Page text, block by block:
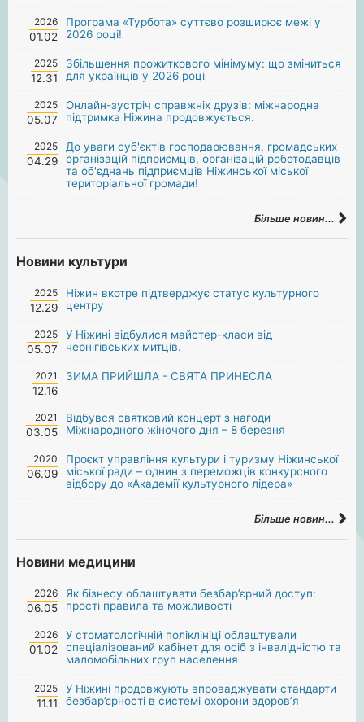
2026
01.02
Програма «Турбота» суттєво розширює межі у
2026 році!
2025
12.31
Збільшення прожиткового мінімуму: що зміниться
для українців у 2026 році
2025
05.07
Онлайн-зустріч справжніх друзів: міжнародна
підтримка Ніжина продовжується.
2025
04.29
До уваги суб'єктів господарювання, громадських
організацій підприємців, організацій роботодавців
та об'єднань підприємців Ніжинської міської
територіальної громади!
Більше новин...
Новини культури
2025
12.29
Ніжин вкотре підтверджує статус культурного
центру
2025
05.07
У Ніжині відбулися майстер-класи від
чернігівських митців.
2021
12.16
ЗИМА ПРИЙШЛА - СВЯТА ПРИНЕСЛА
2021
03.05
Відбувся святковий концерт з нагоди
Міжнародного жіночого дня – 8 березня
2020
06.09
Проєкт управління культури і туризму Ніжинської
міської ради – однин з переможців конкурсного
відбору до «Академії культурного лідера»
Більше новин...
Новини медицини
2026
06.05
Як бізнесу облаштувати безбар’єрний доступ:
прості правила та можливості
2026
01.02
У стоматологічній поліклініці облаштували
спеціалізований кабінет для осіб з інвалідністю та
маломобільних груп населення
2025
11.11
У Ніжині продовжують впроваджувати стандарти
безбар’єрності в системі охорони здоров’я